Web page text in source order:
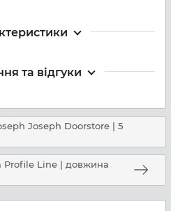
та відгуки
Joseph Doorstore | 5
Profile Line | довжина